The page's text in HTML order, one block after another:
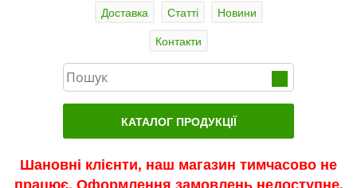
Доставка
Статті
Новини
Контакти
КАТАЛОГ ПРОДУКЦІЇ
Актуальні продукти
Шановні клієнти, наш магазин тимчасово не
працює. Оформлення замовлень недоступне.